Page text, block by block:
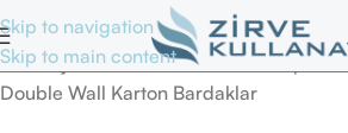
Skip to navigation
Skip to main content
Ana Sayfa/Kullan At Bardak Ve Kapaklar
Double Wall Karton Bardaklar